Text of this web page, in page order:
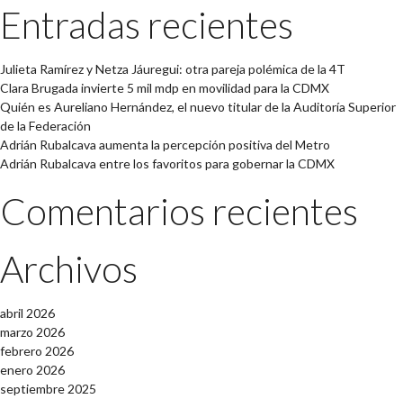
Entradas recientes
Julieta Ramírez y Netza Jáuregui: otra pareja polémica de la 4T
Clara Brugada invierte 5 mil mdp en movilidad para la CDMX
Quién es Aureliano Hernández, el nuevo titular de la Auditoría Superior
de la Federación
Adrián Rubalcava aumenta la percepción positiva del Metro
Adrián Rubalcava entre los favoritos para gobernar la CDMX
Comentarios recientes
Archivos
abril 2026
marzo 2026
febrero 2026
enero 2026
septiembre 2025